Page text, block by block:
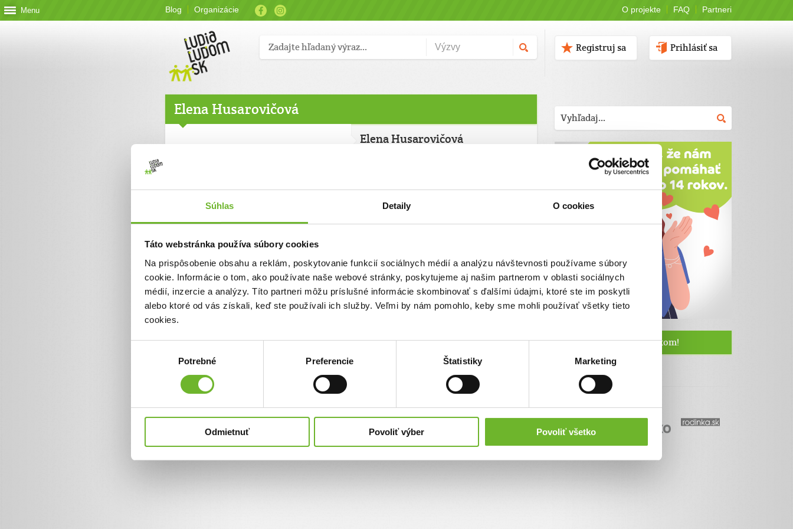
Súhlas Detaily O cookies
Táto webstránka používa súbory cookies
Na prispôsobenie obsahu a reklám, poskytovanie funkcií sociálnych médií a analýzu návštevnosti používame súbory
cookie. Informácie o tom, ako používate naše webové stránky, poskytujeme aj našim partnerom v oblasti sociálnych
médií, inzercie a analýzy. Títo partneri môžu príslušné informácie skombinovať s ďalšími údajmi, ktoré ste im poskytli
alebo ktoré od vás získali, keď ste používali ich služby. Veľmi by nám pomohlo, keby sme mohli používať všetky tieto
cookies.
Potrebné Preferencie Štatistiky Marketing
Odmietnuť Povoliť výber Povoliť všetko
Menu Blog Organizácie O projekte FAQ Partneri
Prihlásiť sa
Registruj sa
Elena Husarovičová
Elena Husarovičová
Nahlásiť
Stránka obsahuje nepravdivé, urážajúce alebo neetické informácie
Staňte sa naším fanúšikom!